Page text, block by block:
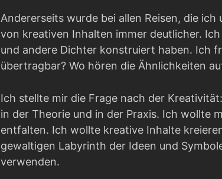
Andererseits wurde bei allen Reisen, die
von kreativen Inhalten immer deutlicher.
und andere Dichter konstruiert haben. Ich
übertragbar? Wo hören die Ähnlichkeiten
Ich stellte mir die Frage nach der
in der Theorie und in der Praxis. Ich wollte
entfalten. Ich wollte kreative Inhalte
gewaltigen Labyrinth der Ideen und
verwenden.